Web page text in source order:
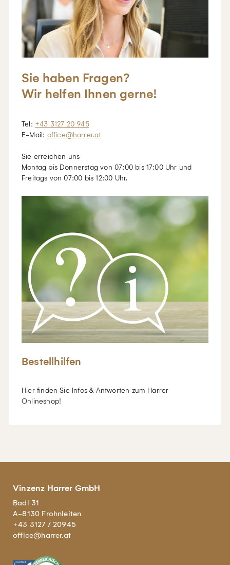
Sie haben Fragen?
Wir helfen Ihnen gerne!
Tel: +43 3127 20 945
E-Mail: office@harrer.at
Sie erreichen uns
Montag bis Donnerstag von 07:00 bis 17:00 Uhr und
Freitags von 07:00 bis 12:00 Uhr.
Bestellhilfen
Hier finden Sie Infos & Antworten zum Harrer
Onlineshop!
Vinzenz Harrer GmbH
Badl 31
A-8130 Frohnleiten
+43 3127 / 20945
office@harrer.at